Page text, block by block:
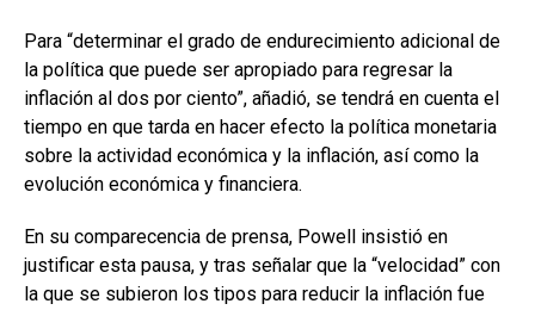
Para “determinar el grado de endurecimiento adicional de
la política que puede ser apropiado para regresar la
inflación al dos por ciento”, añadió, se tendrá en cuenta el
tiempo en que tarda en hacer efecto la política monetaria
sobre la actividad económica y la inflación, así como la
evolución económica y financiera.
En su comparecencia de prensa, Powell insistió en
justificar esta pausa, y tras señalar que la “velocidad” con
la que se subieron los tipos para reducir la inflación fue